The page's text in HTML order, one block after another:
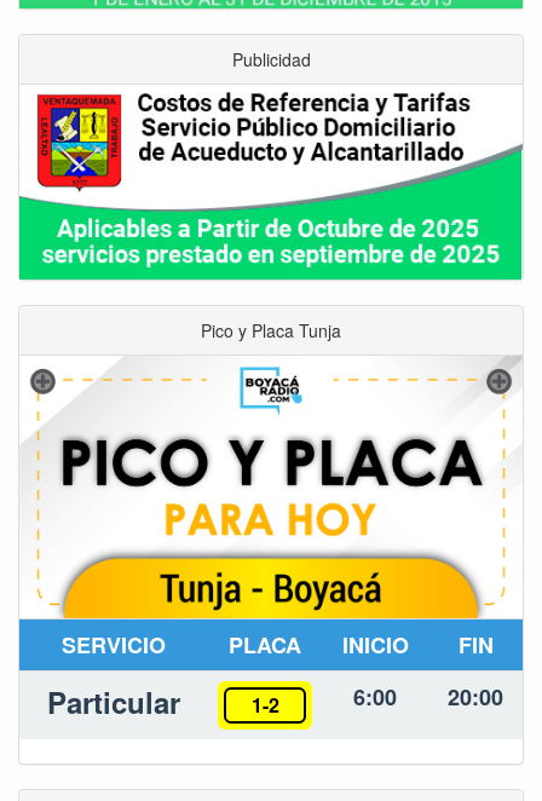
Publicidad
Pico y Placa Tunja
SERVICIO PLACA INICIO FIN
Particular 1-2 6:00 20:00